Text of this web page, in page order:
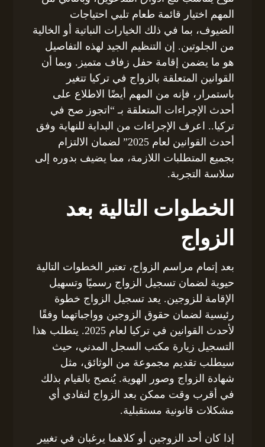
المهم اختيار قائمة طعام تلبي احتياجات
الضيوف، بما في ذلك الخيارات النباتية أو الخالية
من الجلوتين. إن التنظيم الجيد لهذه التفاصيل
هو ما يضمن إقامة حفل زفاف متميز. وبما أن
القوانين المتعلقة بالزواج في تركيا تتغير
باستمرار، فإنه من المهم أيضًا الاطلاع على
أحدث الإجراءات المتعلقة بـ “اتجوز صح في
تركيا.. اعرف الإجراءات من البداية للنهاية وفق
أحدث القوانين لعام 2025” لضمان الالتزام
بجميع المتطلبات اللازمة، مما يضيف بدوره إلى
سلاسة التجربة.
الخطوات التالية بعد
الزواج
بعد إتمام مراسم الزواج، تعتبر الخطوات التالية
حيوية لضمان تسجيل الزواج رسميًا وتسهيل
الإقامة للزوجين. يعد تسجيل الزواج خطوة
رئيسية لضمان حقوق الزوجين وواجباتهما وفقًا
لأحدث القوانين في تركيا لعام 2025. يتطلب هذا
التسجيل زيارة مكتب السجل المدني، حيث
سيطلب تقديم مجموعة من الوثائق، مثل
شهادة الزواج وصور الهوية. يُنصح بالقيام بذلك
في أقرب وقت ممكن بعد الزواج لتفادي أي
مشكلات قانونية مستقبلية.
إذا كان أحد الزوجين أو كلاهما يرغبان في تغيير